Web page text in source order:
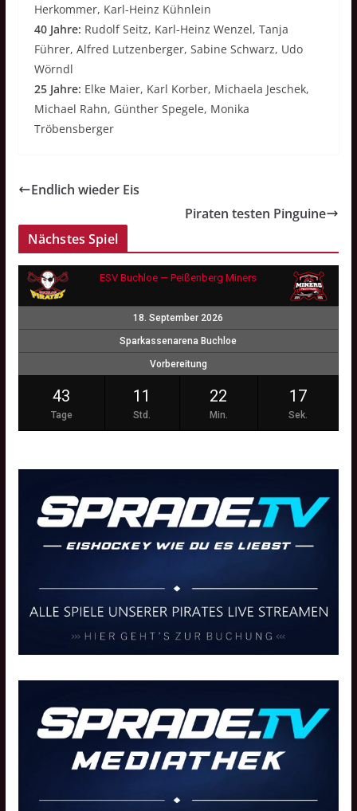
Herkommer, Karl-Heinz Kühnlein
40 Jahre: Rudolf Seitz, Karl-Heinz Wenzel, Tanja
Führer, Alfred Lutzenberger, Sabine Schwarz, Udo
Wörndl
25 Jahre: Elke Maier, Karl Korber, Michaela Jeschek,
Michael Rahn, Günther Spegele, Monika
Tröbensberger
Endlich wieder Eis
Piraten testen Pinguine
Nächstes Spiel
ESV Buchloe — Peißenberg Miners
18. September 2026
Sparkassenarena Buchloe
Vorbereitung
43
Tage
11
Std.
22
Min.
16
Sek.